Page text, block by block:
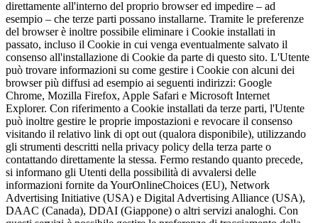
direttamente all'interno del proprio browser ed impedire – ad
esempio – che terze parti possano installarne. Tramite le preferenze
del browser è inoltre possibile eliminare i Cookie installati in
passato, incluso il Cookie in cui venga eventualmente salvato il
consenso all'installazione di Cookie da parte di questo sito. L'Utente
può trovare informazioni su come gestire i Cookie con alcuni dei
browser più diffusi ad esempio ai seguenti indirizzi: Google
Chrome, Mozilla Firefox, Apple Safari e Microsoft Internet
Explorer. Con riferimento a Cookie installati da terze parti, l'Utente
può inoltre gestire le proprie impostazioni e revocare il consenso
visitando il relativo link di opt out (qualora disponibile), utilizzando
gli strumenti descritti nella privacy policy della terza parte o
contattando direttamente la stessa. Fermo restando quanto precede,
si informano gli Utenti della possibilità di avvalersi delle
informazioni fornite da YourOnlineChoices (EU), Network
Advertising Initiative (USA) e Digital Advertising Alliance (USA),
DAAC (Canada), DDAI (Giappone) o altri servizi analoghi. Con